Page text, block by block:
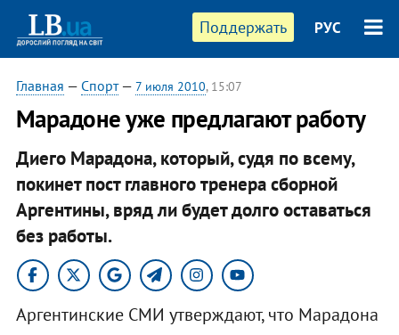
Поддержать РУС
Главная — Спорт— 7 июля 2010, 15:07
Марадоне уже предлагают работу
Диего Марадона, который, судя по всему,
покинет пост главного тренера сборной
Аргентины, вряд ли будет долго оставаться
без работы.
Аргентинские СМИ утверждают, что Марадона